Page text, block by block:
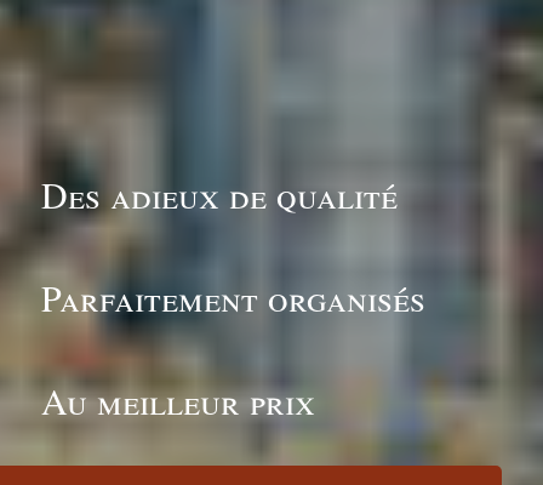
Des adieux de qualité
Parfaitement organisés
Au meilleur prix